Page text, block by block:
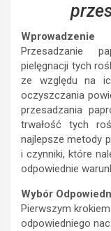
Wprowadzenie
Przesadzanie
pielęgnacji tych
ze względu na
oczyszczania
przesadzania
trwałość tych
najlepsze metody
i czynniki, które
odpowiednie
Wybór
Pierwszym
odpowiedniego